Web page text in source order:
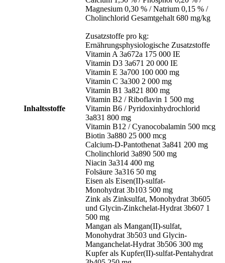
Inhaltsstoffe
Magnesium 0,30 % / Natrium 0,15 % /
Cholinchlorid Gesamtgehalt 680 mg/kg
Zusatzstoffe pro kg:
Ernährungsphysiologische Zusatzstoffe
Vitamin A 3a672a 175 000 IE
Vitamin D3 3a671 20 000 IE
Vitamin E 3a700 100 000 mg
Vitamin C 3a300 2 000 mg
Vitamin B1 3a821 800 mg
Vitamin B2 / Riboflavin 1 500 mg
Vitamin B6 / Pyridoxinhydrochlorid
3a831 800 mg
Vitamin B12 / Cyanocobalamin 500 mcg
Biotin 3a880 25 000 mcg
Calcium-D-Pantothenat 3a841 200 mg
Cholinchlorid 3a890 500 mg
Niacin 3a314 400 mg
Folsäure 3a316 50 mg
Eisen als Eisen(II)-sulfat-
Monohydrat 3b103 500 mg
Zink als Zinksulfat, Monohydrat 3b605
und Glycin-Zinkchelat-Hydrat 3b607 1
500 mg
Mangan als Mangan(II)-sulfat,
Monohydrat 3b503 und Glycin-
Manganchelat-Hydrat 3b506 300 mg
Kupfer als Kupfer(II)-sulfat-Pentahydrat